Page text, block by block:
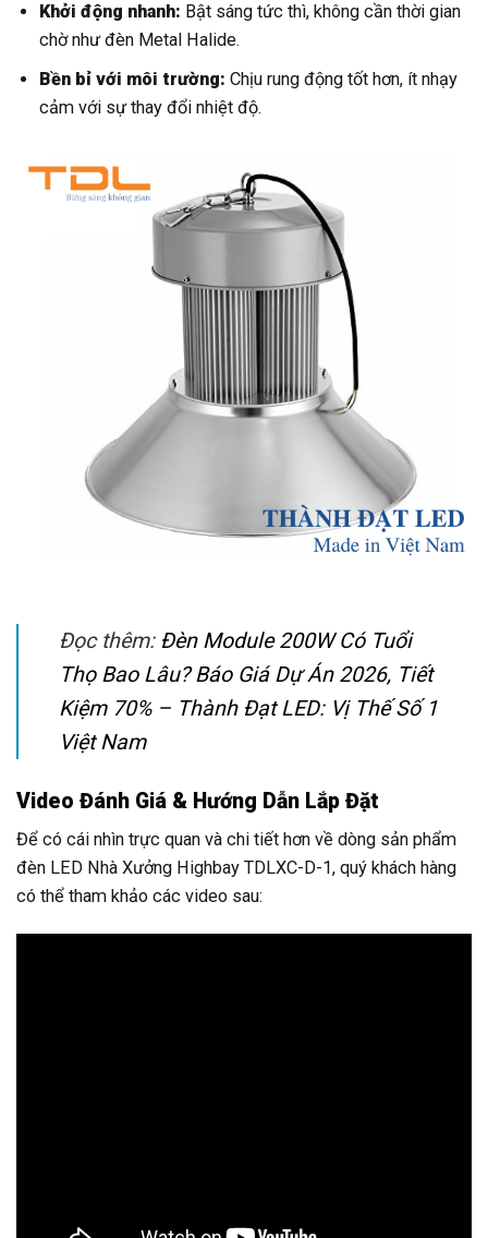
Khởi động nhanh: Bật sáng tức thì, không cần thời gian
chờ như đèn Metal Halide.
Bền bỉ với môi trường: Chịu rung động tốt hơn, ít nhạy
cảm với sự thay đổi nhiệt độ.
Đọc thêm: Đèn Module 200W Có Tuổi
Thọ Bao Lâu? Báo Giá Dự Án 2026, Tiết
Kiệm 70% – Thành Đạt LED: Vị Thế Số 1
Việt Nam
Video Đánh Giá & Hướng Dẫn Lắp Đặt
Để có cái nhìn trực quan và chi tiết hơn về dòng sản phẩm
đèn LED Nhà Xưởng Highbay TDLXC-D-1, quý khách hàng
có thể tham khảo các video sau: